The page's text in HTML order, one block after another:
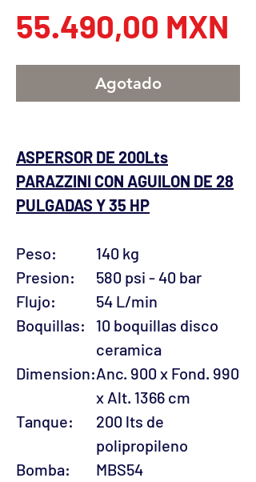
55.490,00 MXN
Agotado
ASPERSOR DE 200Lts
PARAZZINI CON AGUILON DE 28
PULGADAS Y 35 HP
Peso:
140 kg
Presion:
580 psi - 40 bar
Flujo:
54 L/min
Boquillas:
10 boquillas disco
ceramica
Dimension:Anc. 900 x Fond. 990
x Alt. 1366 cm
Tanque:
200 lts de
polipropileno
Bomba:
MBS54